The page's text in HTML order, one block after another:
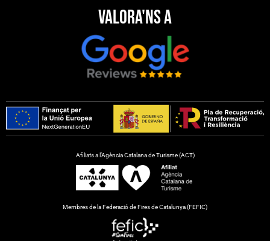
Valora'ns a
Afiliats a l’Agència Catalana de Turisme (ACT)
Membres de la Federació de Fires de Catalunya (FEFIC)